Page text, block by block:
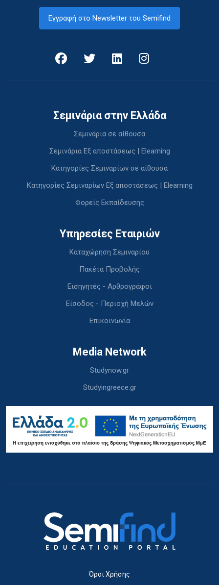
Εγγραφή στο Newsletter του Semifind
Σεμινάρια στην Ελλάδα
Σεμινάρια σε αίθουσα
Σεμινάρια Εξ αποστάσεως | Elearning
Κατηγορίες Σεμιναρίων σε αίθουσα
Κατηγορίες Σεμιναρίων Εξ αποστάσεως | Elearning
Φορείς Εκπαίδευσης
Υπηρεσίες Εταιριών
Καταχώρηση Σεμιναρίου
Πακέτα Προβολής
Εισηγητές - Αρθρογράφοι
Είσοδος - Περιοχή Μελών
Επικοινωνία
Media Network
Studynow.gr
Studyingreece.gr
Όροι Χρήσης